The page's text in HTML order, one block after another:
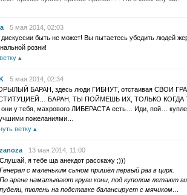
5 мая 2014, 02:03
дискуссии быть не может! Вы пытаетесь убедить людей
розни!
5 мая 2014, 02:34
БАРАН, здесь люди ГИБНУТ, отстаивая СВОИ
БАРАН, ТЫ ПОЙМЕШЬ ИХ, ТОЛЬКО
они у тебя, махрового ЛИБЕРАСТА есть… Иди, пой…
пожеланиями…
ветку
zanoza
13 мая 2014, 11:00
Слушай, я тебе ща анекдот расскажу ;)))
Генерал с маленьким сыном пришёл первый раз в цирк.
По арене наматывают круги кони, под куполом летают
пудели, тюлень на подставке балансирует с мячиком…